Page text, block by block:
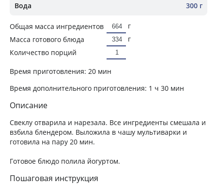
Вода 300 г
Общая масса ингредиентов
г
Масса готового блюда
г
Количество порций
Время приготовления: 20 мин
Время дополнительного приготовления: 1 ч 30 мин
Описание
Свеклу отварила и нарезала. Все ингредиенты смешала и
взбила блендером. Выложила в чашу мультиварки и
готовила на пару 20 мин.
Готовое блюдо полила йогуртом.
Пошаговая инструкция